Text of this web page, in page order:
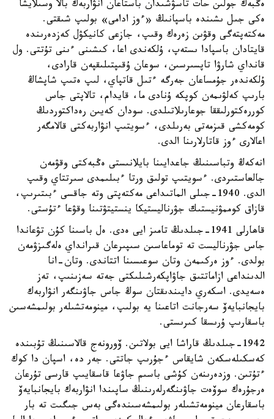
ەڭبەك جولىن حات تاسۋشىدان باستاعان انۋاربەك بالا وسىلايشا
ەكى جىل ىشىندە باسپانىڭ «ءوز ادامى» بولىپ شىقتى.
مەكتەپتەگى وقۋىن زەرەك وقىپ، جازعى كانيكۋل كەزدەرىندە
قايتادان باسپادا ىستەپ، ۇلكەندى اعا، كىشىنى ءىنى تۇتتى. ول
قانداي شارۋا تاپسىرسىن، سوعان ۇقىپتىلىقپەن قارادى،
ۇلكەندەر جۇمساعان جەرگە ءتىل قاتپاي، لىپ ەتىپ شاپشاڭ
بارىپ كەلۋىمەن كوپكە ۇنادى ما، قايدام، تالاپتى جاس
كوررەكتورلىققا جوعارىلاتىلدى. سودان كەيىن رەداكتوردىڭ
كومەكشى قىزمەتى بەرىلدى، ءسويتىپ انۋاربەكتى قالامگەر
اعالارى ءوز قاتارلارىنا الدى.
انەكەڭ وتباسىنىڭ جاعدايىنا بايلانىستى ەڭبەكتى وقۋمەن
جالعاستىردى. ءسويتىپ تولىق ورتا ءبىلىمدى سىرتتاي وقىپ
الدى. 1940-جىلى الماتىداعى مەكتەپتى وتە جاقسى ءبىتىرىپ،
قازاق كوممۋنيستىك جۋرناليستيكا ينستيتۋتىنا وقۋعا ءتۇستى.
قاھارلى 1941-جىلدىڭ تامىز ايى ەدى. ەل باسىنا كۇن تۋعاندا
جاس جۋرناليست تە توماعاسىن سىپىرعان قىرانداي ەلەگىزۋمەن
بولدى. ءوز ەركىمەن وتان سوعىسىنا اتتاندى. وتان-انا
الدىنداعى ازاماتتىق جاۋاپكەرشىلىكتى جەتە سەزىنىپ، تەز
ەسەيدى. اسكەري دايىندىقتان سوڭ جاس جاۋىنگەر انۋاربەك
بايجانبايەۆ سەرجانت اتاعىنا يە بولىپ، مينومەتشىلەر بولىمشەسىن
باسقارىپ ۇرىسقا كىرىستى.
1942-جىلدىڭ قاراشا ايى بولاتىن. ۆورونەج قالاسىنىڭ تۇبىندە
كەسكىلەسكەن شايقاس ءجۇرىپ جاتتى. جەر دە، اسپان دا كوك
ءتۇتىن. وزدەرىنەن كۇشى باسىم جاۋعا قاسقايىپ قارسى تۇرعان
ەرجۇرەك سوۆەت جاۋىنگەرلەرىنىڭ ساپىندا انۋاربەك بايجانبايەۆ
باسقارعان مينومەتشىلەر بولىمشەسىندەگى بەس جىگىت تە بار